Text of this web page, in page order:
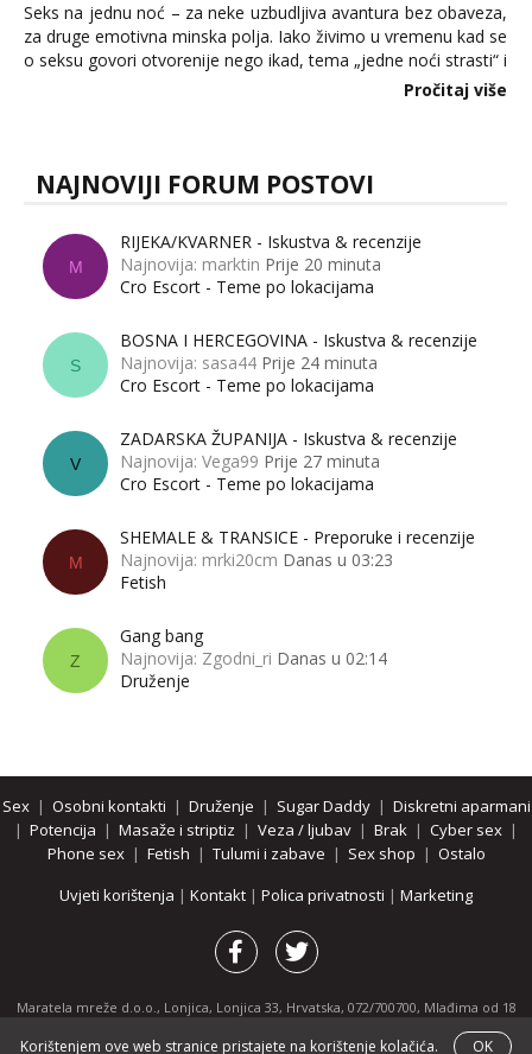
Seks na jednu noć – za neke uzbudljiva avantura bez obaveza,
za druge emotivna minska polja. Iako živimo u vremenu kad se
o seksu govori otvorenije nego ikad, tema „jedne noći strasti“ i
dalje izaziva burne rasprave. Što zapravo misle žene, a što
Pročitaj više
NAJNOVIJI FORUM POSTOVI
M
RIJEKA/KVARNER - Iskustva & recenzije
Najnovija: marktin Prije 20 minuta
Cro Escort - Teme po lokacijama
S
BOSNA I HERCEGOVINA - Iskustva & recenzije
Najnovija: sasa44 Prije 24 minuta
Cro Escort - Teme po lokacijama
V
ZADARSKA ŽUPANIJA - Iskustva & recenzije
Najnovija: Vega99 Prije 27 minuta
Cro Escort - Teme po lokacijama
M
SHEMALE & TRANSICE - Preporuke i recenzije
Najnovija: mrki20cm Danas u 03:23
Fetish
Z
Gang bang
Najnovija: Zgodni_ri Danas u 02:14
Druženje
Sex| Osobni kontakti | Druženje | Sugar Daddy| Diskretni aparmani
| Potencija | Masaže i striptiz | Veza / ljubav | Brak | Cyber sex |
Phone sex| Fetish | Tulumi i zabave | Sex shop | Ostalo
Uvjeti korištenja | Kontakt | Polica privatnosti | Marketing
Maratela mreže d.o.o., Lonjica, Lonjica 33, Hrvatska, 072/700700, Mlađima od 18
godina zabranjeno je pregledavanje stranice i svih njenih dijelova.
Partnerski portali:osobnikontakti.com|hotline.hr|ThePornDude.com
Korištenjem ove web stranice pristajete na korištenje kolačića. OK